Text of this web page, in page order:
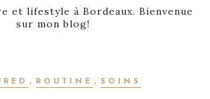
et lifestyle à Bordeaux. Bienvenue
sur mon blog!
, ROUTINE , SOINS